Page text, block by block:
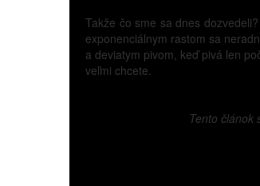
Takže čo sme sa dnes
exponenciálnym rastom sa
a deviatym pivom, keď pivá len
veľmi chcete.
Tento článok